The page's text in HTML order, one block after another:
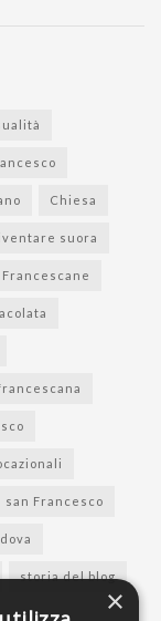
Chiesa
suora
Francescane
san Francesco
storia del blog
×